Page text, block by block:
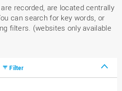
recorded, are located centrally
can search for key words, or
filters. (websites only available
Filter